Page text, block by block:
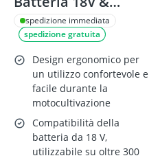
Tagliabordi Ge-Ct 18
Li Solo
spedizione immediata
spedizione gratuita
Design ergonomico per
un utilizzo confortevole e
facile durante la
motocultivazione
Compatibilità della
batteria da 18 V,
utilizzabile su oltre 300